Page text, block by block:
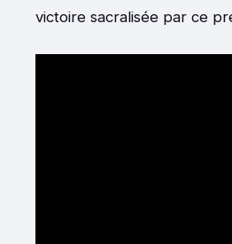
victoire sacralisée par ce